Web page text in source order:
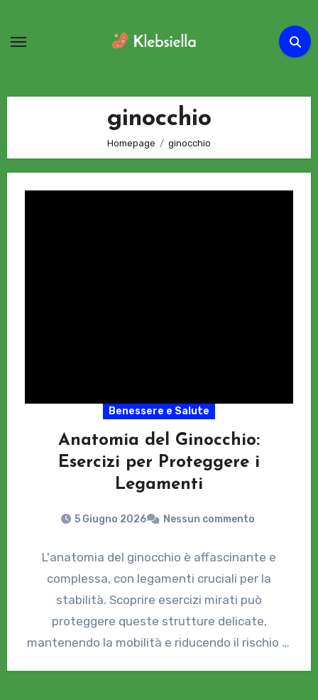
contenuto
ginocchio
Homepage ginocchio
Benessere e Salute
Anatomia del Ginocchio:
Esercizi per Proteggere i
Legamenti
5 Giugno 2026 Nessun commento
L'anatomia del ginocchio è affascinante e
complessa, con legamenti cruciali per la
stabilità. Scoprire esercizi mirati può
proteggere queste strutture delicate,
mantenendo la mobilità e riducendo il rischio di